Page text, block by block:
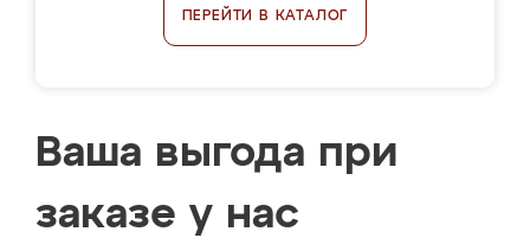
ПЕРЕЙТИ В КАТАЛОГ
Ваша выгода при
заказе у нас